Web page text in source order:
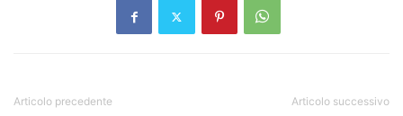
Articolo precedente Articolo successivo